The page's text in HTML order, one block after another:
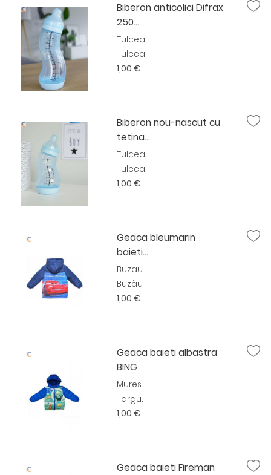
Biberon anticolici Difrax
250...
Tulcea
Tulcea
1,00 €
Biberon nou-nascut cu
tetina...
Tulcea
Tulcea
1,00 €
Geaca bleumarin
baieti...
Buzau
Buzău
1,00 €
Geaca baieti albastra
BING
Mures
Targu...
1,00 €
Geaca baieti Fireman